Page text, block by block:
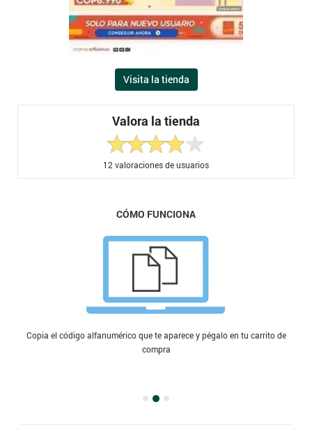
Visita la tienda
Valora la tienda
12valoraciones de usuarios
CÓMO FUNCIONA
Copia el código alfanumérico que te aparece y pégalo en tu carrito de
compra